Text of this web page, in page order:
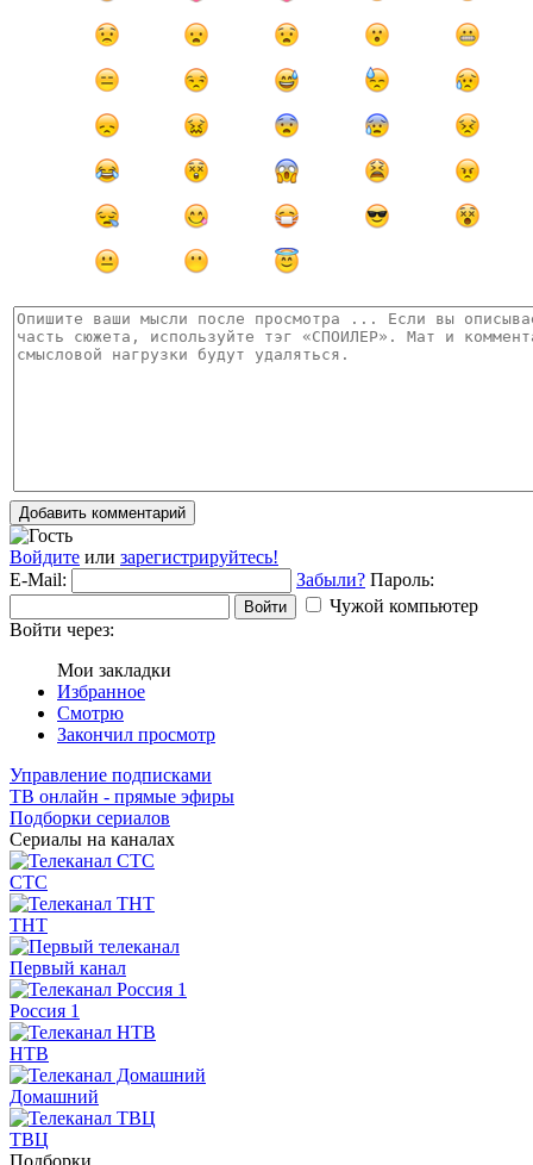
Добавить комментарий
Войдите или зарегистрируйтесь!
E-Mail:
Забыли? Пароль:
Войти
Чужой компьютер
Войти через:
Мои закладки
Избранное
Смотрю
Закончил просмотр
Управление подписками
ТВ онлайн - прямые эфиры
Подборки сериалов
Сериалы на каналах
СТС
ТНТ
Первый канал
Россия 1
НТВ
Домашний
ТВЦ